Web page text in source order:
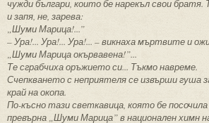
чужди българи, които бе нарекъл свои
и запя, не, зарева:
„Шуми Марица!...”
– Ура!... Ура!... Ура!... – викнаха мъртвите и
„Шуми Марица окървавена!”...
Те сграбчиха оръжието си... Тъкмо навреме.
Счепкването с неприятеля се извърши гуша
край на окопа.
По-късно тази светкавица, която бе
превърна „Шуми Марица” в национален химн